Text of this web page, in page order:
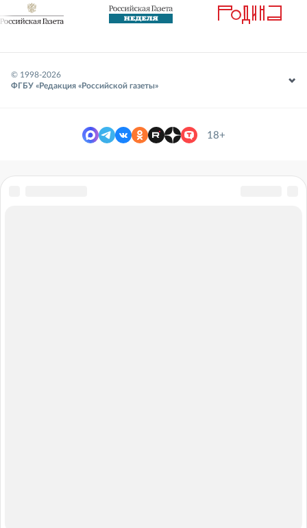
© 1998-2026
ФГБУ «Редакция «Российской газеты»
18+